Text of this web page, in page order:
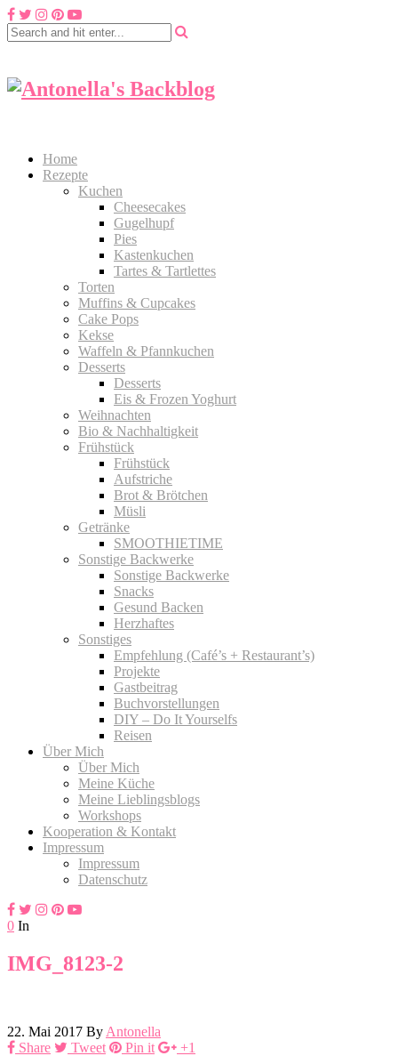
Home
Rezepte
Kuchen
Cheesecakes
Gugelhupf
Pies
Kastenkuchen
Tartes & Tartlettes
Torten
Muffins & Cupcakes
Cake Pops
Kekse
Waffeln & Pfannkuchen
Desserts
Desserts
Eis & Frozen Yoghurt
Weihnachten
Bio & Nachhaltigkeit
Frühstück
Frühstück
Aufstriche
Brot & Brötchen
Müsli
Getränke
SMOOTHIETIME
Sonstige Backwerke
Sonstige Backwerke
Snacks
Gesund Backen
Herzhaftes
Sonstiges
Empfehlung (Café’s + Restaurant’s)
Projekte
Gastbeitrag
Buchvorstellungen
DIY – Do It Yourselfs
Reisen
Über Mich
Über Mich
Meine Küche
Meine Lieblingsblogs
Workshops
Kooperation & Kontakt
Impressum
Impressum
Datenschutz
0 In
IMG_8123-2
22. Mai 2017 By Antonella
Share
Tweet Pin it +1